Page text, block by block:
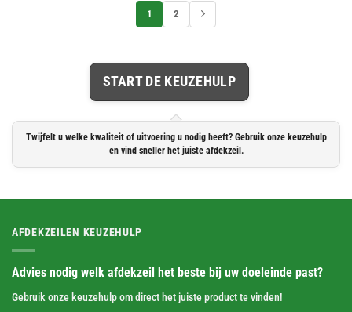
1 2
START DE KEUZEHULP
Twijfelt u welke kwaliteit of uitvoering u nodig heeft? Gebruik onze keuzehulp
en vind sneller het juiste afdekzeil.
AFDEKZEILEN KEUZEHULP
Advies nodig welk afdekzeil het beste bij uw doeleinde past?
Gebruik onze keuzehulp om direct het juiste product te vinden!